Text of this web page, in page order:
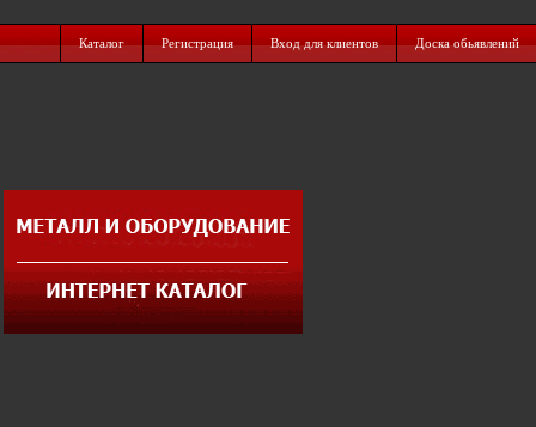
Каталог Регистрация Вход для клиентов Доска обьявлений